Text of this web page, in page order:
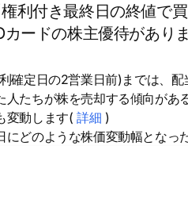
利付き最終日の終値で
ードの株主優待がありま
確定日の2営業日前)までは、
人たちが株を売却する傾向が
変動します( 詳細 )
どのような株価変動幅となっ